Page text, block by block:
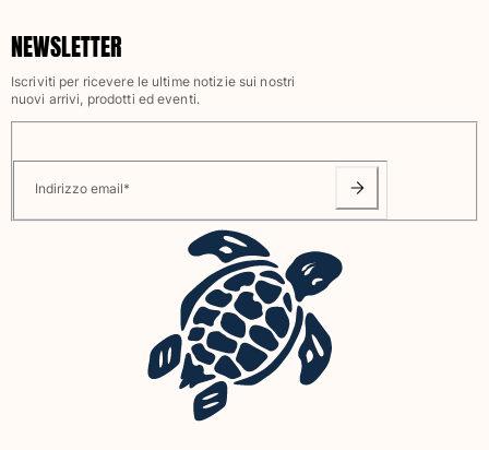
Pantaloncini
Felpe
T-shirt
Neonato
Cappelli e Cappellini
Cappellino
NEWSLETTER
Iscriviti per ricevere le ultime notizie sui nostri
nuovi arrivi, prodotti ed eventi.
Indirizzo email*